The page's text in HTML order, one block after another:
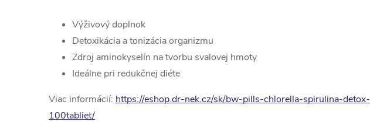
Výživový doplnok
Detoxikácia a tonizácia organizmu
Zdroj aminokyselín na tvorbu svalovej hmoty
Ideálne pri redukčnej diéte
Viac informácií: https://eshop.dr-nek.cz/sk/bw-pills-chlorella-spirulina-detox-
100tabliet/